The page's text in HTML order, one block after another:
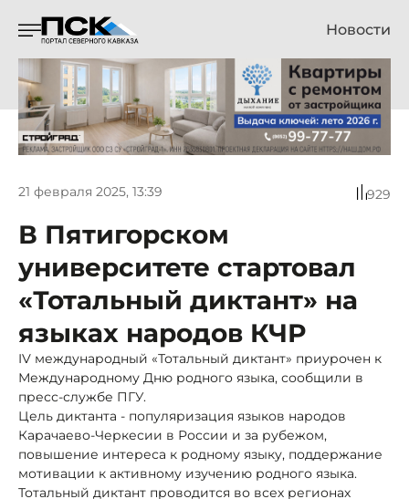
Новости
21 февраля 2025, 13:39 929
В Пятигорском
университете стартовал
«Тотальный диктант» на
языках народов КЧР
IV международный «Тотальный диктант» приурочен к
Международному Дню родного языка, сообщили в
пресс-службе ПГУ.
Цель диктанта - популяризация языков народов
Карачаево-Черкесии в России и за рубежом,
повышение интереса к родному языку, поддержание
мотивации к активному изучению родного языка.
Тотальный диктант проводится во всех регионах